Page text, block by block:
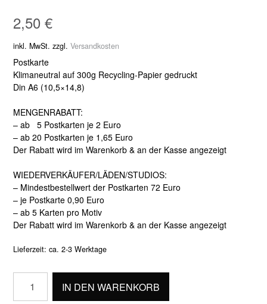
2,50 €
inkl. MwSt. zzgl. Versandkosten
Postkarte
Klimaneutral auf 300g Recycling-Papier gedruckt
Din A6 (10,5×14,8)
MENGENRABATT:
– ab 5 Postkarten je 2 Euro
– ab 20 Postkarten je 1,65 Euro
Der Rabatt wird im Warenkorb & an der Kasse angezeigt
WIEDERVERKÄUFER/LÄDEN/STUDIOS:
– Mindestbestellwert der Postkarten 72 Euro
– je Postkarte 0,90 Euro
– ab 5 Karten pro Motiv
Der Rabatt wird im Warenkorb & an der Kasse angezeigt
Lieferzeit: ca. 2-3 Werktage
IN DEN WARENKORB